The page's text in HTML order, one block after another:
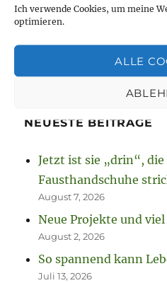
Ich verwende Cookies, um meine
optimieren.
ALLE
NEUESTE BEITRÄGE
Jetzt ist sie „drin“,
Fausthandschuhe
August 7, 2026
Neue Projekte und
August 2, 2026
So spannend kann
Juli 13, 2026